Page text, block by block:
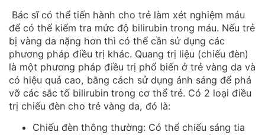
Bác sĩ có thể tiến hành cho trẻ làm xét nghiệm máu
để có thể kiểm tra mức độ bilirubin trong máu. Nếu trẻ
bị vàng da nặng hơn thì có thể cần sử dụng các
phương pháp điều trị khác. Quang trị liệu (chiếu đèn)
là một phương pháp điều trị phổ biến ở trẻ vàng da và
có hiệu quả cao, bằng cách sử dụng ánh sáng để phá
vỡ các sắc tố bilirubin trong cơ thể trẻ. Có 2 loại điều
trị chiếu đèn cho trẻ vàng da, đó là:
Chiếu đèn thông thường: Có thể chiếu sáng tia